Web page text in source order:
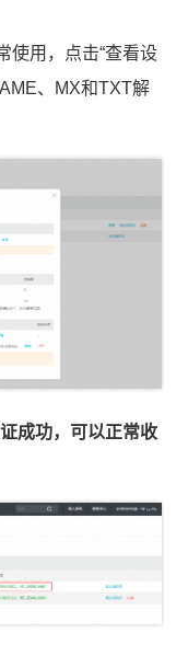
使用，点击“查看设
、MX和TXT解
成功，可以正常收